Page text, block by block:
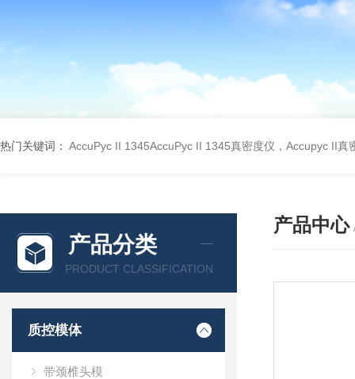
热门关键词： AccuPyc II 1345AccuPyc II 1345真密度仪，Accupyc II真
产品分类
PRODUCT CLASSIFICATION
质控模体
带颈椎头模
产品中心